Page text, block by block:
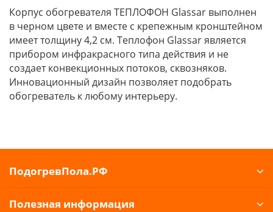
Корпус обогревателя ТЕПЛОФОН Glassar выполнен
в черном цвете и вместе с крепежным кронштейном
имеет толщину 4,2 см. Теплофон Glassar является
прибором инфракрасного типа действия и не
создает конвекционных потоков, сквозняков.
Инновационный дизайн позволяет подобрать
обогреватель к любому интерьеру.
ПодогревПола.РФ
Полезная информация